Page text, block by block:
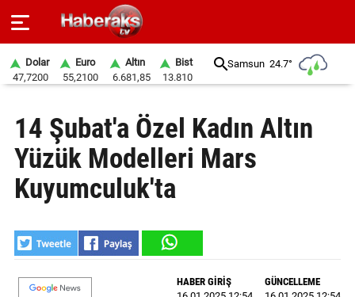
SPOR
YAŞAM
EKONOMİ
BELEDİYELER
SAĞLIK
Dolar
47,7200
Euro
55,2100
Altın
6.681,85
Bist
13.810
Samsun 24.7°
14 Şubat'a Özel Kadın Altın
Yüzük Modelleri Mars
Kuyumculuk'ta
HABER GİRİŞ
GÜNCELLEME